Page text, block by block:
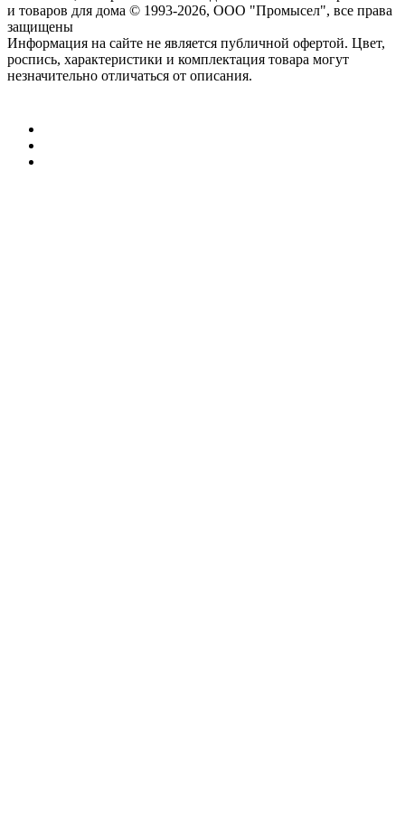
и товаров для дома © 1993-2026, ООО "Промысел", все права
защищены
Информация на сайте не является публичной офертой. Цвет,
роспись, характеристики и комплектация товара могут
незначительно отличаться от описания.